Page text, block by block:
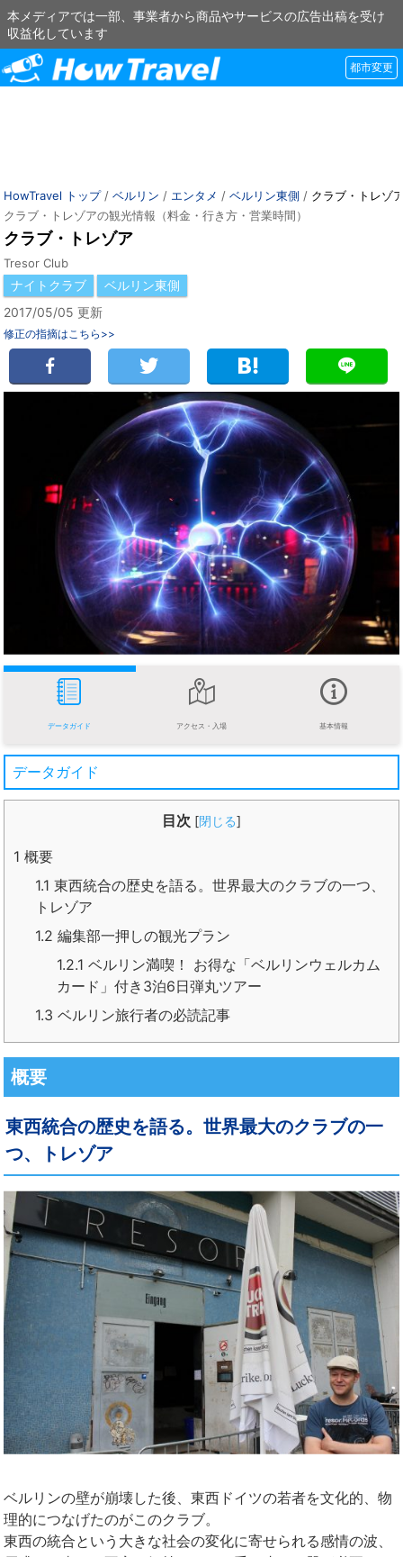
本メディアでは一部、事業者から商品やサービスの広告出稿を受け
収益化しています
都市変更
HowTravel トップ/ ベルリン / エンタメ / ベルリン東側 / クラブ・トレゾ
クラブ・トレゾアの観光情報（料金・行き方・営業時間）
クラブ・トレゾア
Tresor Club
ナイトクラブ
ベルリン東側
2017/05/05 更新
修正の指摘はこちら>>
データガイド アクセス・入場 基本情報
データガイド
目次 [閉じる]
1 概要
1.1 東西統合の歴史を語る。世界最大のクラブの一つ、
トレゾア
1.2 編集部一押しの観光プラン
1.2.1 ベルリン満喫！ お得な「ベルリンウェルカム
カード」付き3泊6日弾丸ツアー
1.3 ベルリン旅行者の必読記事
概要
東西統合の歴史を語る。世界最大のクラブの一
つ、トレゾア
ベルリンの壁が崩壊した後、東西ドイツの若者を文化的、物
理的につなげたのがこのクラブ。
東西の統合という大きな社会の変化に寄せられる感情の波、